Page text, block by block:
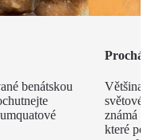
benátskou
Většina
známá
které